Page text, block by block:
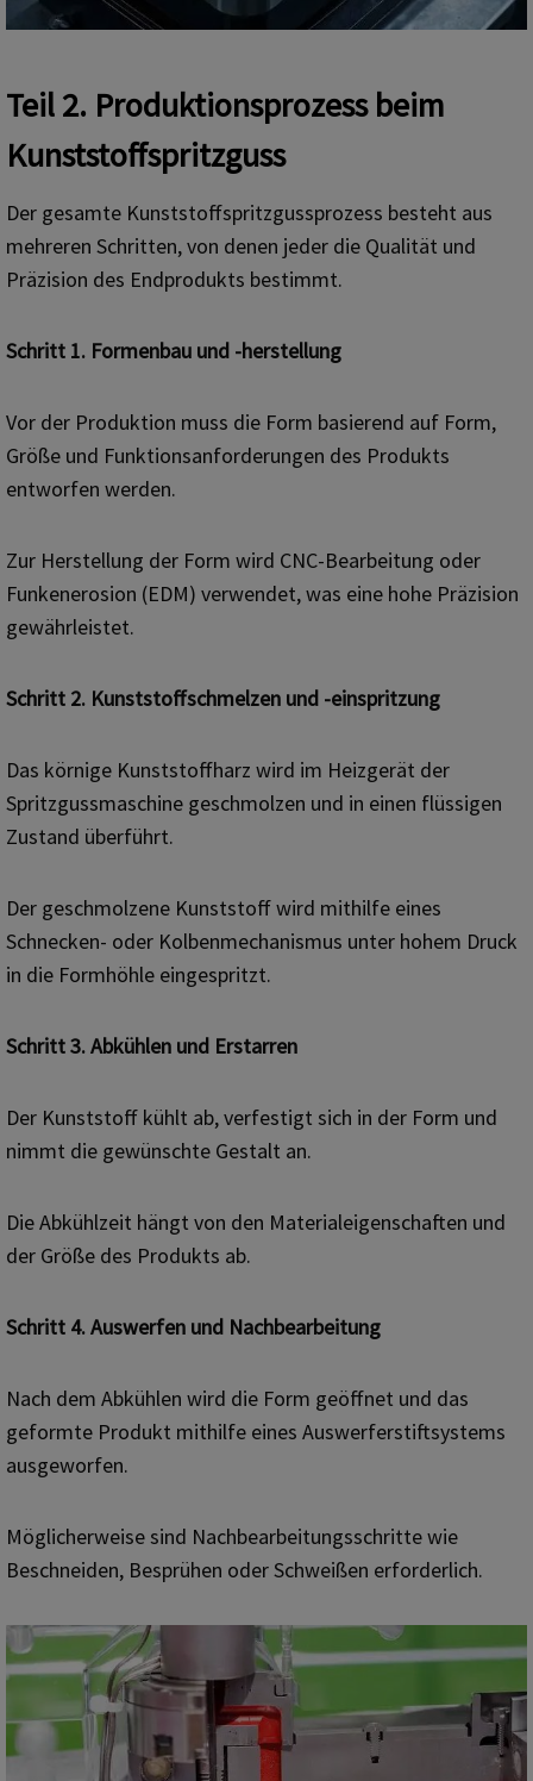
Teil 2. Produktionsprozess beim
Kunststoffspritzguss
Der gesamte Kunststoffspritzgussprozess besteht aus
mehreren Schritten, von denen jeder die Qualität und
Präzision des Endprodukts bestimmt.
Schritt 1. Formenbau und -herstellung
Vor der Produktion muss die Form basierend auf Form,
Größe und Funktionsanforderungen des Produkts
entworfen werden.
Zur Herstellung der Form wird CNC-Bearbeitung oder
Funkenerosion (EDM) verwendet, was eine hohe Präzision
gewährleistet.
Schritt 2. Kunststoffschmelzen und -einspritzung
Das körnige Kunststoffharz wird im Heizgerät der
Spritzgussmaschine geschmolzen und in einen flüssigen
Zustand überführt.
Der geschmolzene Kunststoff wird mithilfe eines
Schnecken- oder Kolbenmechanismus unter hohem Druck
in die Formhöhle eingespritzt.
Schritt 3. Abkühlen und Erstarren
Der Kunststoff kühlt ab, verfestigt sich in der Form und
nimmt die gewünschte Gestalt an.
Die Abkühlzeit hängt von den Materialeigenschaften und
der Größe des Produkts ab.
Schritt 4. Auswerfen und Nachbearbeitung
Nach dem Abkühlen wird die Form geöffnet und das
geformte Produkt mithilfe eines Auswerferstiftsystems
ausgeworfen.
Möglicherweise sind Nachbearbeitungsschritte wie
Beschneiden, Besprühen oder Schweißen erforderlich.